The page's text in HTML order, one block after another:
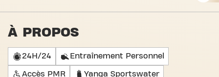
À PROPOS
24H/24 Entraînement Personnel
Accès PMR Yanga Sportswater